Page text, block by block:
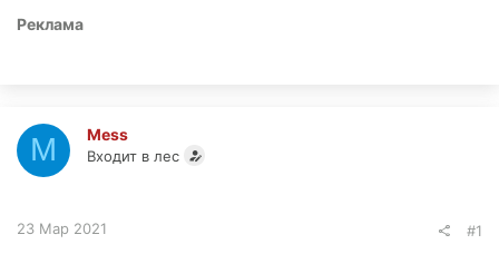
Реклама
M Mess
Входит в лес
23 Мар 2021 #1